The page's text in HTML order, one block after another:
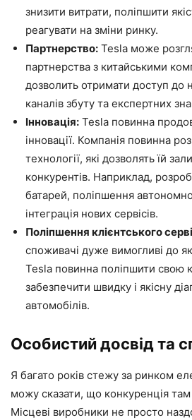
знизити витрати, поліпшити
реагувати на зміни ринку.
Партнерство: Tesla може
партнерства з китайськими
дозволить отримати доступ до
каналів збуту та експертних
Інновація: Tesla повинна
інновації. Компанія повинна
технології, які дозволять їй
конкурентів. Наприклад,
батарей, поліпшення
інтеграція нових сервісів.
Поліпшення клієнтського
споживачі дуже вимогливі до
Tesla повинна поліпшити свою
забезпечити швидку і якісну
автомобілів.
Особистий досвід та
Я багато років стежу за ринком
можу сказати, що конкуренція
Місцеві виробники не просто